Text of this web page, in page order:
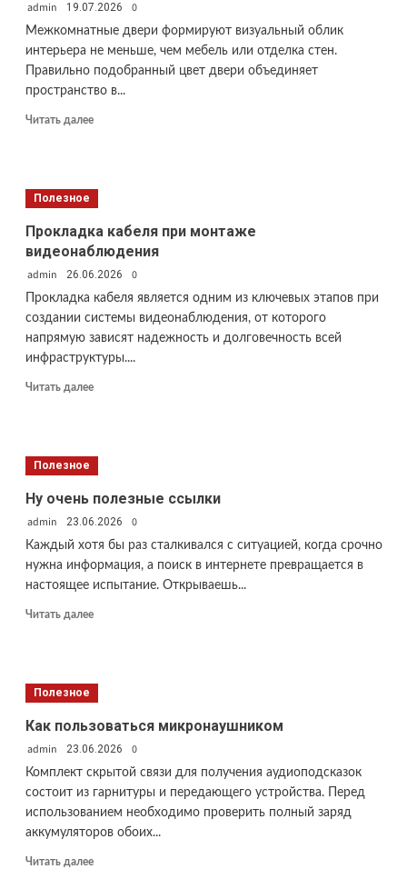
пути
admin 19.07.2026 0
Межкомнатные двери формируют визуальный облик
интерьера не меньше, чем мебель или отделка стен.
Правильно подобранный цвет двери объединяет
пространство в...
Читать далееПрочитать
межкомнатных
цветовых
решений
Полезное
Прокладка кабеля при монтаже
видеонаблюдения
admin 26.06.2026 0
Прокладка кабеля является одним из ключевых этапов при
создании системы видеонаблюдения, от которого
напрямую зависят надежность и долговечность всей
инфраструктуры....
Читать далееПрочитать
кабеля
видеонаблюдения
Полезное
Ну очень полезные ссылки
admin 23.06.2026 0
Каждый хотя бы раз сталкивался с ситуацией, когда срочно
нужна информация, а поиск в интернете превращается в
настоящее испытание. Открываешь...
Читать далееПрочитать
очень
Полезное
Как пользоваться микронаушником
admin 23.06.2026 0
Комплект скрытой связи для получения аудиоподсказок
состоит из гарнитуры и передающего устройства. Перед
использованием необходимо проверить полный заряд
аккумуляторов обоих...
Читать далееПрочитать